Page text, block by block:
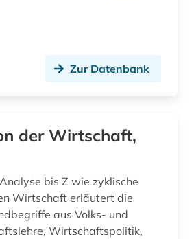
sozialstruktur (2)
sozialwissenschaften (6)
Zur Datenbank
der Wirtschaft,
bis Z wie zyklische
Wirtschaft erläutert die
aus Volks- und
Wirtschaftspolitik,